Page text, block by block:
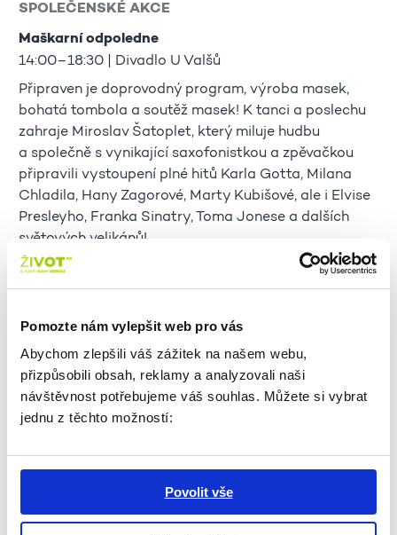
Pomozte nám vylepšit web pro vás
Abychom zlepšili váš zážitek na našem webu,
přizpůsobili obsah, reklamy a analyzovali naši
návštěvnost potřebujeme váš souhlas. Můžete si vybrat
jednu z těchto možností:
Povolit vše
SPOLEČENSKÉ AKCE
Maškarní odpoledne
14:00–18:30 | Divadlo U Valšů
Připraven je doprovodný program, výroba masek,
bohatá tombola a soutěž masek! K tanci a poslechu
zahraje Miroslav Šatoplet, který miluje hudbu
a společně s vynikající saxofonistkou a zpěvačkou
připravili vystoupení plné hitů Karla Gotta, Milana
Chladila, Hany Zagorové, Marty Kubišové, ale i Elvise
Presleyho, Franka Sinatry, Toma Jonese a dalších
světových velikánů!
PROGRAM:
16:50 Soutěž masek
17:00 Kapela
17:20 Tombola
18:00 Kapela
k vyzvednutí na pokladně od 1.2.
V MASCE VSTUP ZDARMA!